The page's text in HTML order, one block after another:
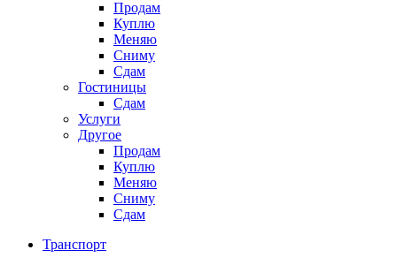
Продам
Куплю
Меняю
Сниму
Сдам
Гостиницы
Сдам
Услуги
Другое
Продам
Куплю
Меняю
Сниму
Сдам
Транспорт